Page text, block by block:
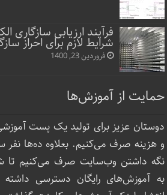
فرآیند ارزیابی سازگاری
شرایط لازم برای احراز
فروردین 23, 1400
حمایت از آموزش‌ها
دوستان عزیز برای تولید یک پست
و هزینه صرف می‌کنیم. بعلاوه ده‌ها نفر
نگه داشتن وب‌سایت صرف ‌می‌کنیم تا
به آموزش‌های رایگان دسترسی